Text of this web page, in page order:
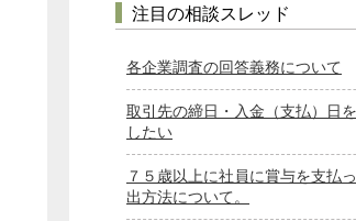
注目の相談スレッド
各企業調査の回答義務について
取引先の締日・入金（支払）日
したい
７５歳以上に社員に賞与を支払
出方法について。